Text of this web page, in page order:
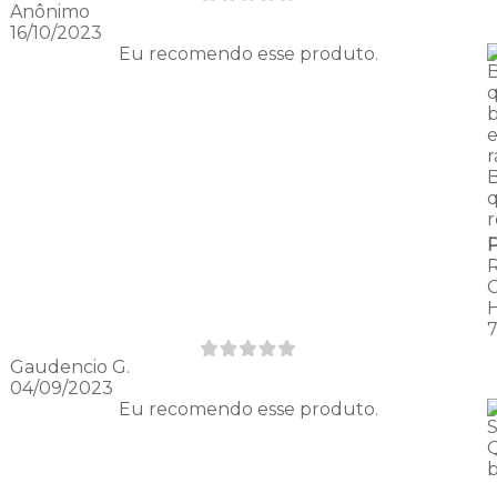
Anônimo
16/10/2023
Eu recomendo esse produto.
Gaudencio G.
04/09/2023
Eu recomendo esse produto.